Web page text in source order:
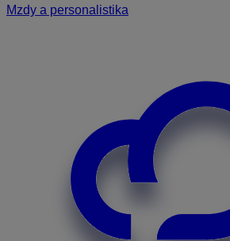
Mzdy a personalistika